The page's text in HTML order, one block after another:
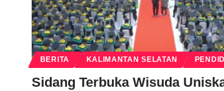
BERITA KALIMANTAN SELATAN
Sidang Terbuka Wisuda